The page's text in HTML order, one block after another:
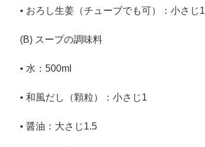
• おろし生姜（チューブでも可）：小さじ1
(B) スープの調味料
• 水：500ml
• 和風だし（顆粒）：小さじ1
• 醤油：大さじ1.5